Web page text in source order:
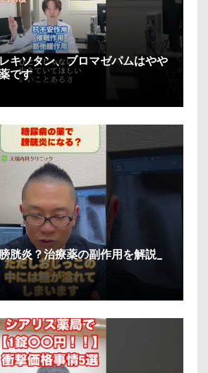
キソタン、ブロマゼパムはやや
です
胱炎？治療薬の副作用を解説_